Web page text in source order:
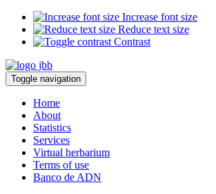
Increase font size
Reduce text size
Contrast
Toggle navigation
Home
About
Statistics
Services
Virtual herbarium
Terms of use
Banco de ADN